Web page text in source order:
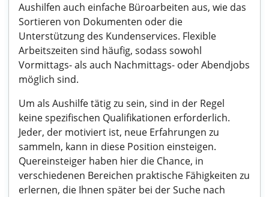
Aushilfen auch einfache Büroarbeiten aus, wie das
Sortieren von Dokumenten oder die
Unterstützung des Kundenservices. Flexible
Arbeitszeiten sind häufig, sodass sowohl
Vormittags- als auch Nachmittags- oder Abendjobs
möglich sind.
Um als Aushilfe tätig zu sein, sind in der Regel
keine spezifischen Qualifikationen erforderlich.
Jeder, der motiviert ist, neue Erfahrungen zu
sammeln, kann in diese Position einsteigen.
Quereinsteiger haben hier die Chance, in
verschiedenen Bereichen praktische Fähigkeiten zu
erlernen, die Ihnen später bei der Suche nach